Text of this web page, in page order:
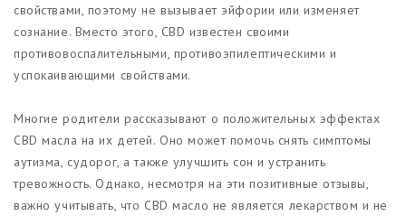
свойствами, поэтому не вызывает эйфории или изменяет
сознание. Вместо этого, CBD известен своими
противовоспалительными, противоэпилептическими и
успокаивающими свойствами.
Многие родители рассказывают о положительных эффектах
CBD масла на их детей. Оно может помочь снять симптомы
аутизма, судорог, а также улучшить сон и устранить
тревожность. Однако, несмотря на эти позитивные отзывы,
важно учитывать, что CBD масло не является лекарством и не